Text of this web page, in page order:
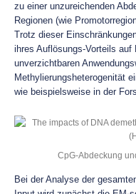
zu einer unzureichenden
Regionen (wie
Trotz dieser
ihres Auflösungs-Vorteils
unverzichtbaren
Methylierungsheterogenität
wie beispielsweise in der
CpG-Abdeckung
Bei der Analyse der